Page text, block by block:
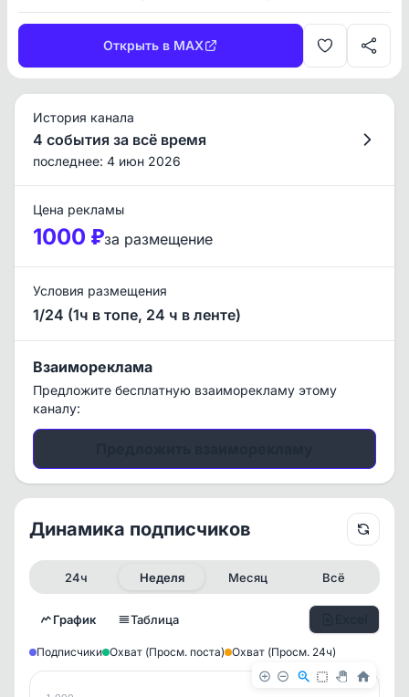
Открыть в MAX
История канала
4 события за всё время
последнее: 4 июн 2026
Цена рекламы
1000 ₽за размещение
Условия размещения
1/24 (1ч в топе, 24 ч в ленте)
Взаимореклама
Предложите бесплатную взаиморекламу этому
каналу:
Динамика подписчиков
24ч Неделя Месяц Всё
График Таблица
Подписчики Охват (Просм. поста) Охват (Просм. 24ч)